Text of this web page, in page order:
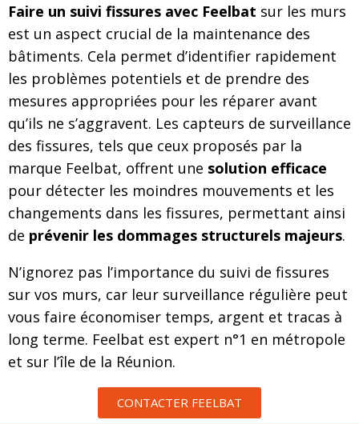
Faire un suivi fissures avec Feelbat sur les murs
est un aspect crucial de la maintenance des
bâtiments. Cela permet d’identifier rapidement
les problèmes potentiels et de prendre des
mesures appropriées pour les réparer avant
qu’ils ne s’aggravent. Les capteurs de surveillance
des fissures, tels que ceux proposés par la
marque Feelbat, offrent une solution efficace
pour détecter les moindres mouvements et les
changements dans les fissures, permettant ainsi
de prévenir les dommages structurels majeurs.
N’ignorez pas l’importance du suivi de fissures
sur vos murs, car leur surveillance régulière peut
vous faire économiser temps, argent et tracas à
long terme. Feelbat est expert n°1 en métropole
et sur l’île de la Réunion.
CONTACTER FEELBAT